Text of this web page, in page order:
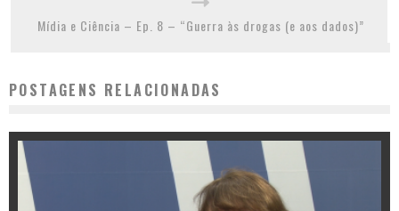
Mídia e Ciência – Ep. 8 – “Guerra às drogas (e aos dados)”
POSTAGENS RELACIONADAS